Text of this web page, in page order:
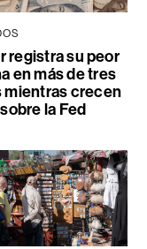
registra su peor
en más de tres
mientras crecen
la Fed